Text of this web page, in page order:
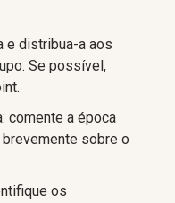
e distribua-a aos
Se possível,
comente a época
sobre o
os